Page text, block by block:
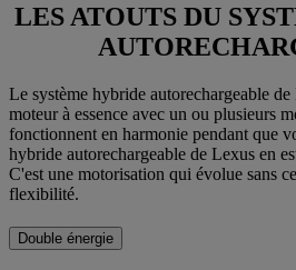
LES ATOUTS DU
Le système hybride autorechargeable
moteur à essence avec un ou plusieurs
fonctionnent en harmonie pendant que
hybride autorechargeable de Lexus en
C'est une motorisation qui évolue sans
flexibilité.
Double énergie